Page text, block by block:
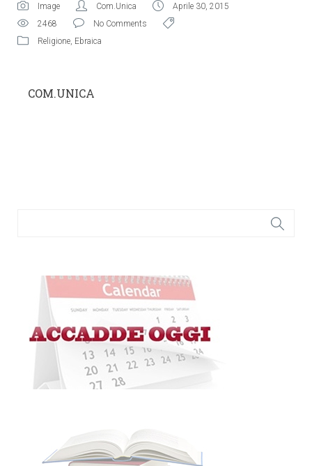
Image Com.Unica
Aprile 30, 2015
2468
No Comments
Religione, Ebraica
COM.UNICA